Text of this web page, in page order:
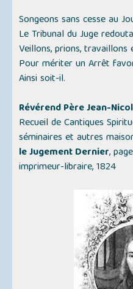
Songeons sans cesse au
Le Tribunal du Juge
Veillons, prions, travaillons
Pour mériter un Arrêt
Ainsi soit-il.
Révérend Père Jean-
Recueil de Cantiques
séminaires et autres
le Jugement Dernier,
imprimeur-libraire, 1824